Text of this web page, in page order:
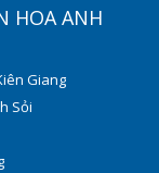
HOA ANH
Giang
Sỏi